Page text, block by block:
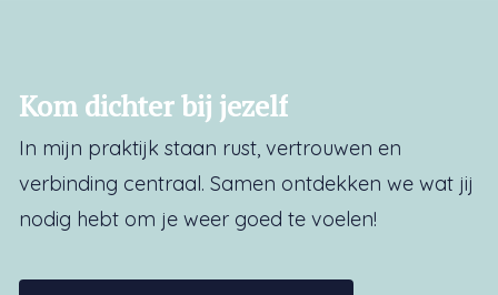
Kom dichterbij jezelf
In mijn praktijk staan rust, vertrouwen en
verbinding centraal. Samen ontdekken we wat jij
nodig hebt om je weer goed te voelen!